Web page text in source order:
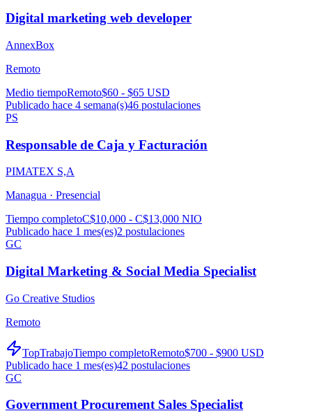
Digital marketing web developer
AnnexBox
Remoto
Medio tiempoRemoto$60 - $65 USD
Publicado hace 4 semana(s)46 postulaciones
PS
Responsable de Caja y Facturación
PIMATEX S,A
Managua · Presencial
Tiempo completoC$10,000 - C$13,000 NIO
Publicado hace 1 mes(es)2 postulaciones
GC
Digital Marketing & Social Media Specialist
Go Creative Studios
Remoto
TopTrabajoTiempo completoRemoto$700 - $900 USD
Publicado hace 1 mes(es)42 postulaciones
GC
Government Procurement Sales Specialist